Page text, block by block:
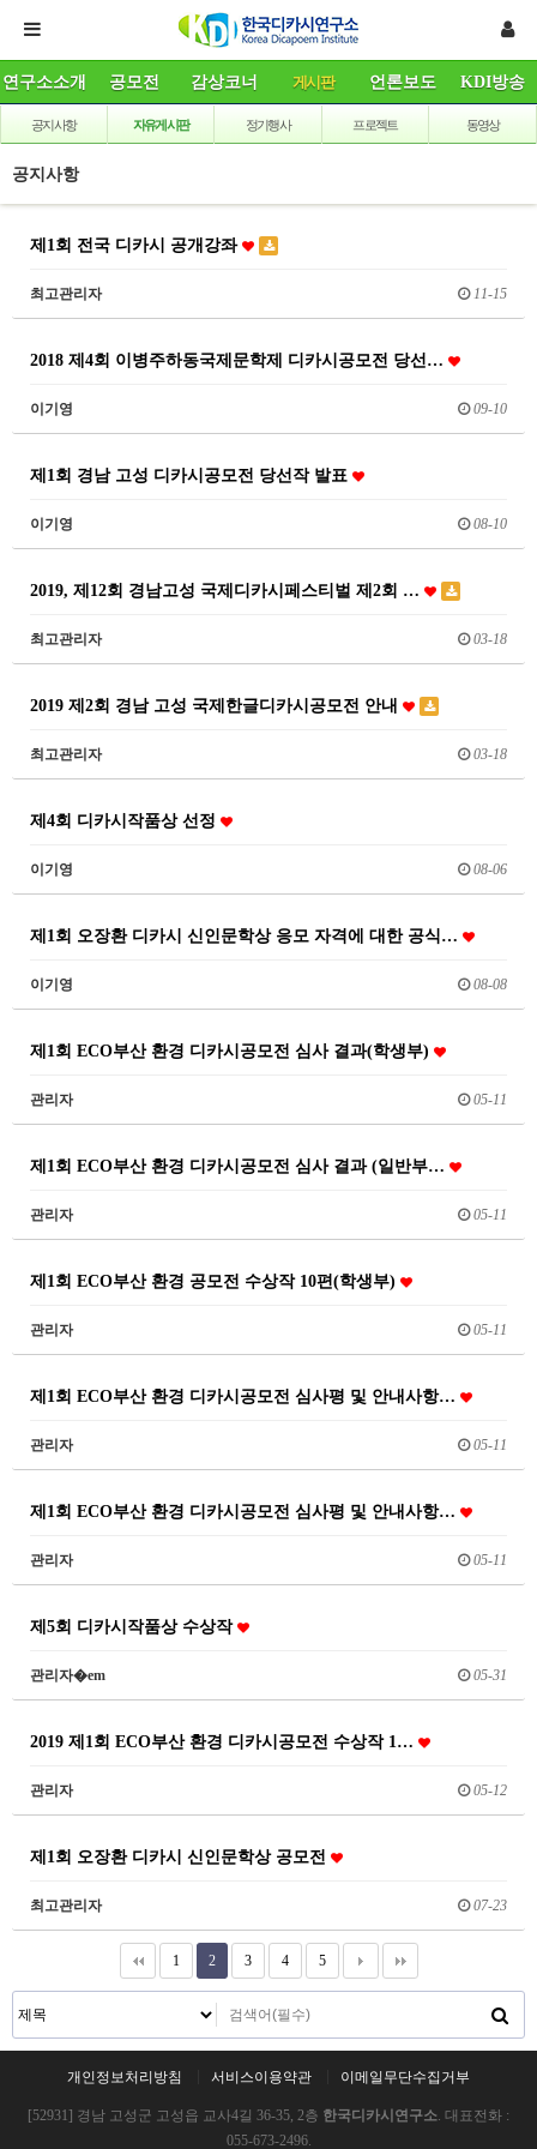
연구소소개 공모전 감상코너 게시판 언론보도 KDI방송
공지사항 자유게시판 정기행사 프로젝트 동영상
공지사항
제1회 전국 디카시 공개강좌
최고관리자 11-15
2018 제4회 이병주하동국제문학제 디카시공모전 당선…
이기영 09-10
제1회 경남 고성 디카시공모전 당선작 발표
이기영 08-10
2019, 제12회 경남고성 국제디카시페스티벌 제2회 …
최고관리자 03-18
2019 제2회 경남 고성 국제한글디카시공모전 안내
최고관리자 03-18
제4회 디카시작품상 선정
이기영 08-06
제1회 오장환 디카시 신인문학상 응모 자격에 대한 공식…
이기영 08-08
제1회 ECO부산 환경 디카시공모전 심사 결과(학생부)
관리자 05-11
제1회 ECO부산 환경 디카시공모전 심사 결과 (일반부…
관리자 05-11
제1회 ECO부산 환경 공모전 수상작 10편(학생부)
관리자 05-11
제1회 ECO부산 환경 디카시공모전 심사평 및 안내사항…
관리자 05-11
제1회 ECO부산 환경 디카시공모전 심사평 및 안내사항…
관리자 05-11
제5회 디카시작품상 수상작
관리자�em 05-31
2019 제1회 ECO부산 환경 디카시공모전 수상작 1…
관리자 05-12
제1회 오장환 디카시 신인문학상 공모전
최고관리자 07-23
1 2 3 4 5
개인정보처리방침 서비스이용약관 이메일무단수집거부
[52931] 경남 고성군 고성읍 교사4길 36-35, 2층 한국디카시연구소. 대표전화 :
055-673-2496.